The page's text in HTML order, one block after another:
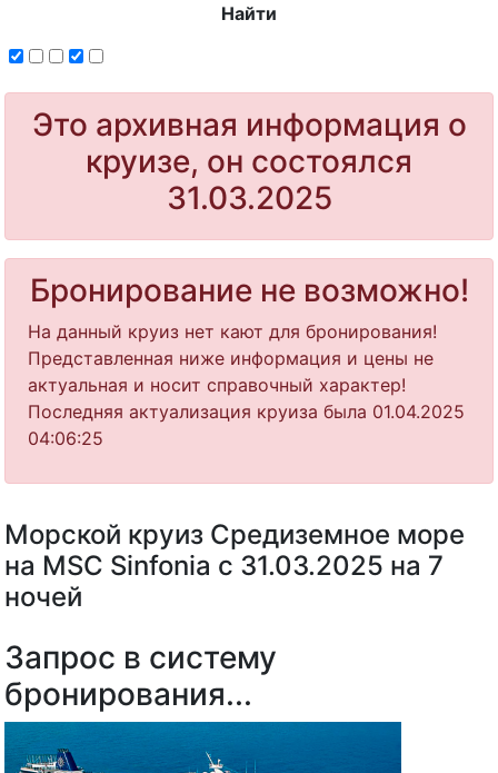
Найти
Это архивная информация о
круизе, он состоялся
31.03.2025
Бронирование не возможно!
На данный круиз нет кают для бронирования!
Представленная ниже информация и цены не
актуальная и носит справочный характер!
Последняя актуализация круиза была 01.04.2025
04:06:25
Морской круиз Средиземное море
на MSC Sinfonia с 31.03.2025 на 7
ночей
Запрос в систему
бронирования...